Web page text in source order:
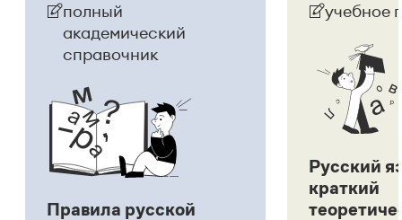
полный
академический
справочник
Правила русской
учебное
Русский
краткий